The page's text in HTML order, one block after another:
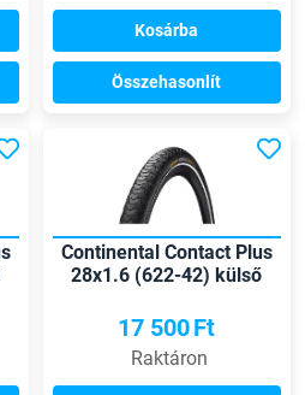
Kosárba
Összehasonlít
Continental Contact Plus
28x1.6 (622-42) külső
17 500Ft
Raktáron